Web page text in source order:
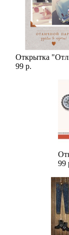
Открытка
99 р.
99